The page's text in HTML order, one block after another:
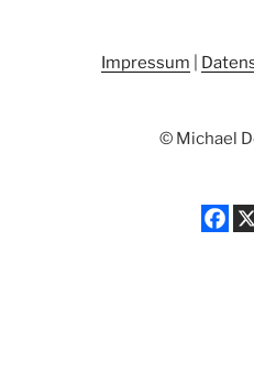
Impressum
© Michael